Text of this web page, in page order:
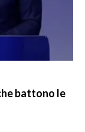
battono le